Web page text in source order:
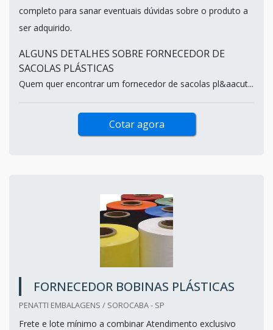
completo para sanar eventuais dúvidas sobre o produto a
ser adquirido.
ALGUNS DETALHES SOBRE FORNECEDOR DE
SACOLAS PLÁSTICAS
Quem quer encontrar um fornecedor de sacolas pl&aacut...
Cotar agora
FORNECEDOR BOBINAS PLÁSTICAS
PENATTI EMBALAGENS / SOROCABA - SP
Frete e lote mínimo a combinar Atendimento exclusivo